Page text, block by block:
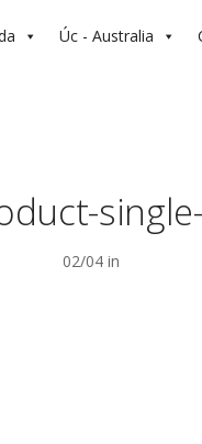
Úc - Australia
02/04 in